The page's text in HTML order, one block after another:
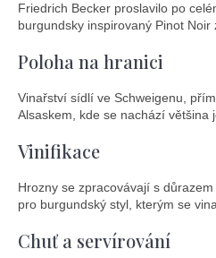
Friedrich Becker proslavilo po
burgundsky inspirovaný Pinot Noir
Poloha na hranici
Vinařství sídlí ve Schweigenu,
Alsaskem, kde se nachází většina
Vinifikace
Hrozny se zpracovávají s
pro burgundský styl, kterým se
Chuť a servírování